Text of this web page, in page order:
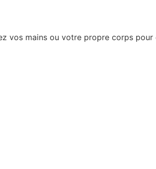
vos mains ou votre propre corps pour